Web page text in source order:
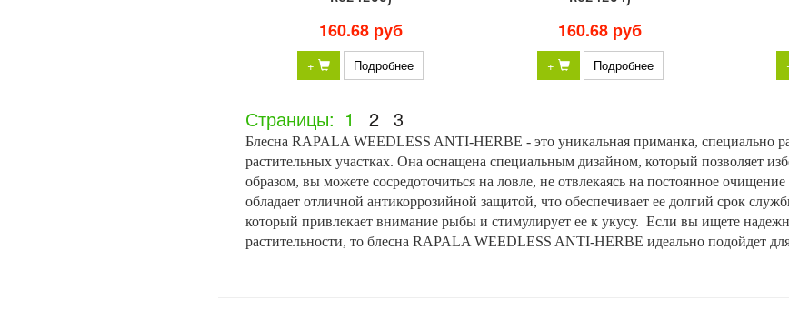
160.68 руб
+ Подробнее
160.68 руб
+ Подробнее
Страницы: 1 2 3
Блесна RAPALA WEEDLESS ANTI-HERBE - это уникальная приманка, специально
растительных участках. Она оснащена специальным дизайном, который позволяет
образом, вы можете сосредоточиться на ловле, не отвлекаясь на постоянное
обладает отличной антикоррозийной защитой, что обеспечивает ее долгий срок
который привлекает внимание рыбы и стимулирует ее к укусу. Если вы ищете
растительности, то блесна RAPALA WEEDLESS ANTI-HERBE идеально подойдет